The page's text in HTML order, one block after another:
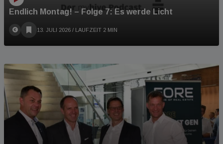
Endlich Montag! – Folge 7: Es werde Licht
13. JULI 2026 / LAUFZEIT 2 MIN